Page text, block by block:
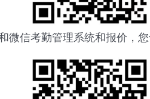
微信考勤管理系统和报价，